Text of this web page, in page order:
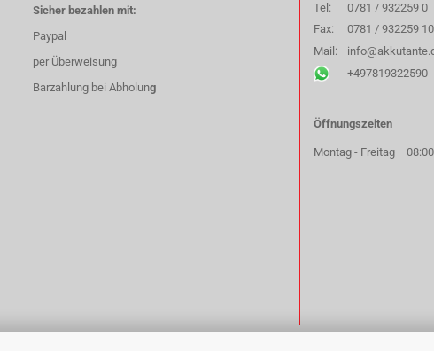
Sicher bezahlen mit:
Paypal
per Überweisung
Barzahlung bei Abholung
Tel:
0781 / 932259 0
Fax:
0781 / 932259 10
Mail:
+497819322590
Öffnungszeiten
Montag - Freitag